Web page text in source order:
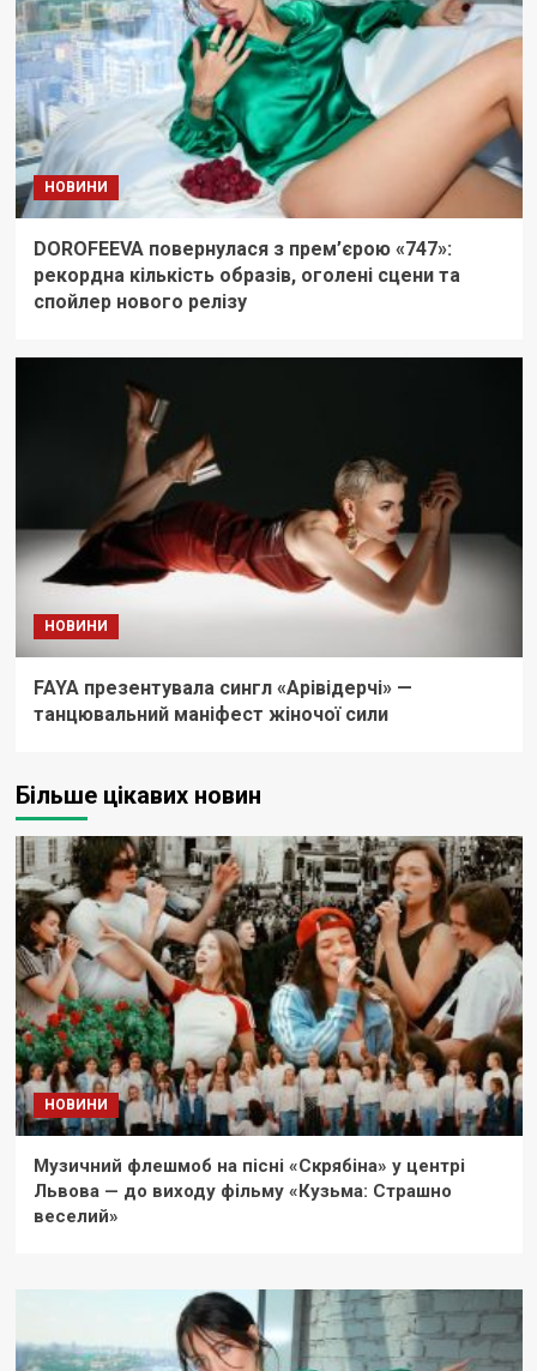
НОВИНИ
DOROFEEVA повернулася з прем’єрою «747»:
рекордна кількість образів, оголені сцени та
спойлер нового релізу
НОВИНИ
FAYA презентувала сингл «Арівідерчі» —
танцювальний маніфест жіночої сили
Більше цікавих новин
НОВИНИ
Музичний флешмоб на пісні «Скрябіна» у центрі
Львова — до виходу фільму «Кузьма: Страшно
веселий»